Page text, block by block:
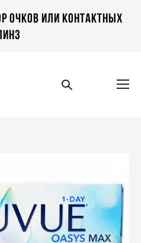
очков или контактных